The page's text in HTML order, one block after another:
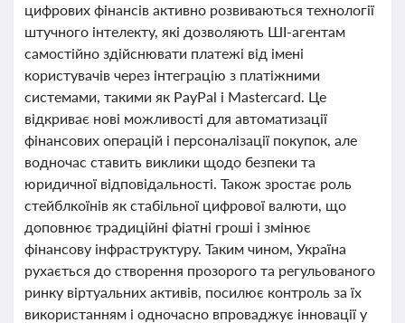
цифрових фінансів активно розвиваються технології
штучного інтелекту, які дозволяють ШІ-агентам
самостійно здійснювати платежі від імені
користувачів через інтеграцію з платіжними
системами, такими як PayPal і Mastercard. Це
відкриває нові можливості для автоматизації
фінансових операцій і персоналізації покупок, але
водночас ставить виклики щодо безпеки та
юридичної відповідальності. Також зростає роль
стейблкоїнів як стабільної цифрової валюти, що
доповнює традиційні фіатні гроші і змінює
фінансову інфраструктуру. Таким чином, Україна
рухається до створення прозорого та регульованого
ринку віртуальних активів, посилює контроль за їх
використанням і одночасно впроваджує інновації у